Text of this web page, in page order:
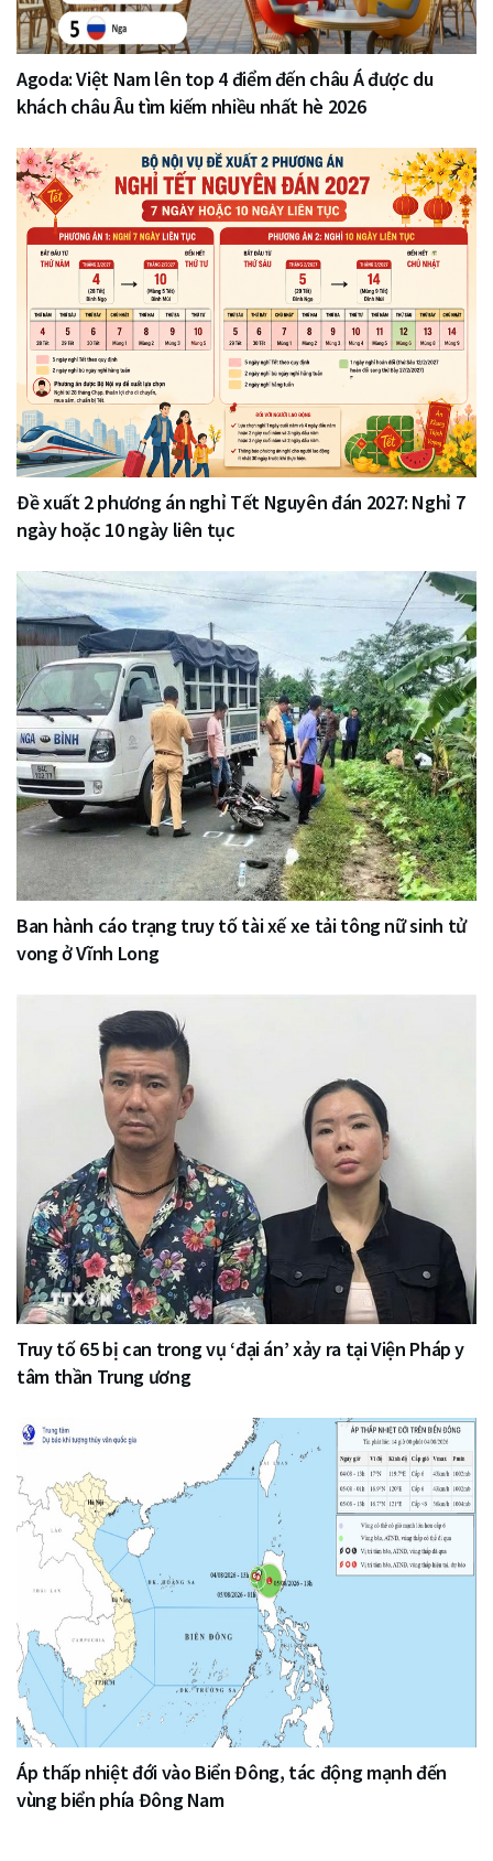
Agoda: Việt Nam lên top 4 điểm đến châu Á được du
khách châu Âu tìm kiếm nhiều nhất hè 2026
Đề xuất 2 phương án nghỉ Tết Nguyên đán 2027: Nghỉ 7
ngày hoặc 10 ngày liên tục
Ban hành cáo trạng truy tố tài xế xe tải tông nữ sinh tử
vong ở Vĩnh Long
Truy tố 65 bị can trong vụ ‘đại án’ xảy ra tại Viện Pháp y
tâm thần Trung ương
Áp thấp nhiệt đới vào Biển Đông, tác động mạnh đến
vùng biển phía Đông Nam